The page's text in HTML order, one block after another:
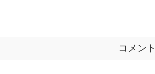
コメン